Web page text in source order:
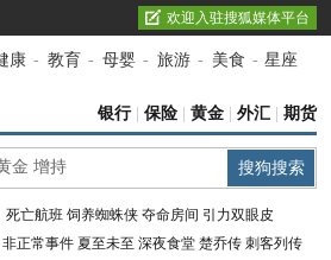
欢迎入驻搜狐媒体平台
康 - 教育 - 母婴 - 旅游 - 美食 - 星座
银行| 保险 黄金 外汇 期货
死亡航班 饲养蜘蛛侠 夺命房间 引力双眼皮
非正常事件 夏至未至 深夜食堂 楚乔传 刺客列传